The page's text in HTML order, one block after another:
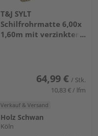
T&J SYLT
Schilfrohrmatte 6,00x
1,60m mit verzinktem
64,99 € / Stk.
10,83 € / lfm
Verkauf & Versand
Holz Schwan
Köln